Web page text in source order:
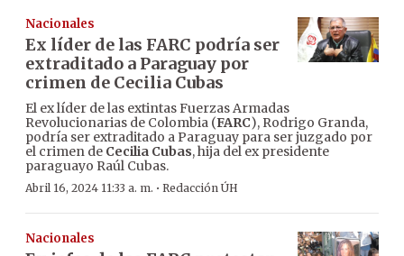
Nacionales
Ex líder de las FARC podría ser
extraditado a Paraguay por
crimen de Cecilia Cubas
El ex líder de las extintas Fuerzas Armadas
Revolucionarias de Colombia (FARC), Rodrigo Granda,
podría ser extraditado a Paraguay para ser juzgado por
el crimen de Cecilia Cubas, hija del ex presidente
paraguayo Raúl Cubas.
Abril 16, 2024 11:33 a. m. · Redacción ÚH
Nacionales